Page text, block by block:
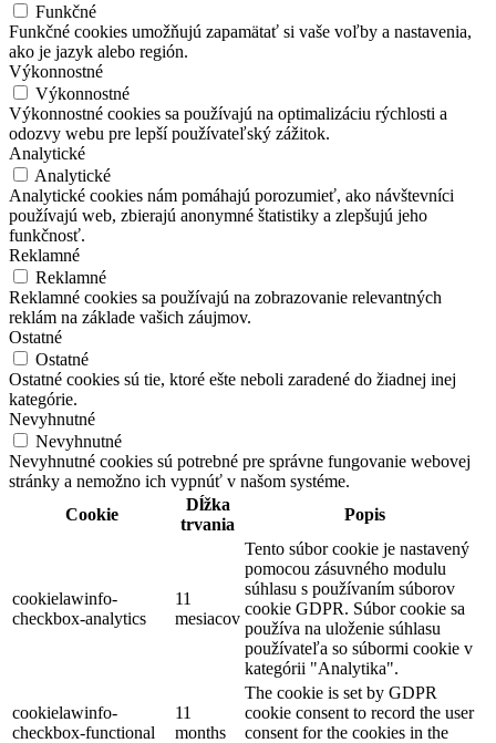
Funkčné
Funkčné cookies umožňujú zapamätať si vaše voľby a nastavenia,
ako je jazyk alebo región.
Výkonnostné
Výkonnostné
Výkonnostné cookies sa používajú na optimalizáciu rýchlosti a
odozvy webu pre lepší používateľský zážitok.
Analytické
Analytické
Analytické cookies nám pomáhajú porozumieť, ako návštevníci
používajú web, zbierajú anonymné štatistiky a zlepšujú jeho
funkčnosť.
Reklamné
Reklamné
Reklamné cookies sa používajú na zobrazovanie relevantných
reklám na základe vašich záujmov.
Ostatné
Ostatné
Ostatné cookies sú tie, ktoré ešte neboli zaradené do žiadnej inej
kategórie.
Nevyhnutné
Nevyhnutné
Nevyhnutné cookies sú potrebné pre správne fungovanie webovej
stránky a nemožno ich vypnúť v našom systéme.
Cookie
Dĺžka
trvania
Popis
cookielawinfo-
checkbox-analytics
11
mesiacov
Tento súbor cookie je nastavený
pomocou zásuvného modulu
súhlasu s používaním súborov
cookie GDPR. Súbor cookie sa
používa na uloženie súhlasu
používateľa so súbormi cookie v
kategórii "Analytika".
cookielawinfo-
checkbox-functional
11
months
The cookie is set by GDPR
cookie consent to record the user
consent for the cookies in the